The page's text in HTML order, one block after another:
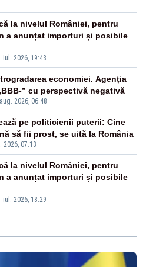
iul. 2026, 19:43
la nivelul României, pentru
a anunțat importuri și posibile
2026, 06:48
economiei. Agenția
” cu perspectivă negativă
2026, 07:13
pe politicienii puterii: Cine
să fii prost, se uită la România
iul. 2026, 18:29
la nivelul României, pentru
a anunțat importuri și posibile